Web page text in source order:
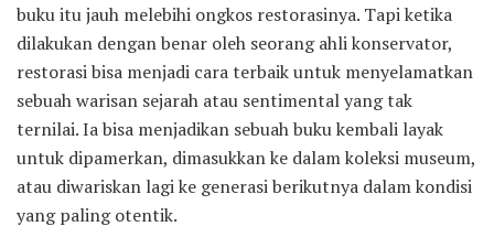
buku itu jauh melebihi ongkos restorasinya. Tapi ketika
dilakukan dengan benar oleh seorang ahli konservator,
restorasi bisa menjadi cara terbaik untuk menyelamatkan
sebuah warisan sejarah atau sentimental yang tak
ternilai. Ia bisa menjadikan sebuah buku kembali layak
untuk dipamerkan, dimasukkan ke dalam koleksi museum,
atau diwariskan lagi ke generasi berikutnya dalam kondisi
yang paling otentik.